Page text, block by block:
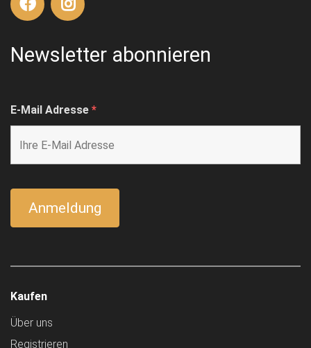
Newsletter abonnieren
E-Mail Adresse *
Kaufen
Über uns
Registrieren